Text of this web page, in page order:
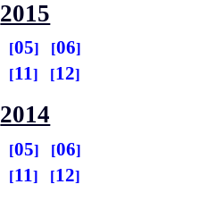
2015
05
06
11 12
2014
05
06
11 12